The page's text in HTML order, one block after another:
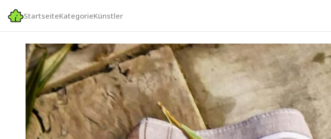
StartseiteKategorieKünstler